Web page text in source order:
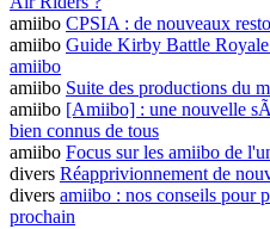
amiibo CPSIA : de nouveaux
amiibo Guide Kirby Battle Royale
amiibo
amiibo Suite des productions du
amiibo [Amiibo] : une nouvelle
bien connus de tous
amiibo Focus sur les amiibo de
divers Réapprivionnement de
divers amiibo : nos conseils pour
prochain